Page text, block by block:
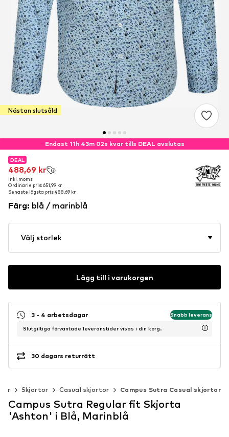
Nästan slutsåld
Endast 11h 43m 01s kvar tills DEAL avslutas
DEAL
488,69 kr
inkl. moms
Ordinarie pris: 651,99 kr
Senaste lägsta pris:488,69 kr
DEAL
488,69 kr
inkl. moms
Ordinarie pris: 651,99 kr
Senaste lägsta pris:488,69 kr
Färg: blå / marinblå
Välj storlek
Lägg till i varukorgen
3 - 4 arbetsdagar Snabb leverans
Slutgiltiga förväntade leveranstider visas i din korg.
30 dagars returrätt
Skjortor Casual skjortor Campus Sutra Casual skjortor
Campus Sutra Regular fit Skjorta
'Ashton' i Blå, Marinblå